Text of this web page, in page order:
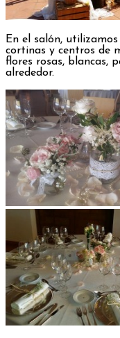
En el salón,
cortinas y centros de
flores rosas, blancas,
alrededor.